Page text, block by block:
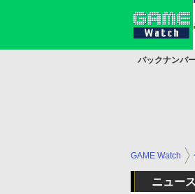
バックナンバ
GAME Watch
ニュース